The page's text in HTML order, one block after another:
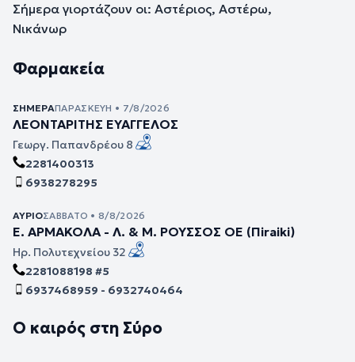
Σήμερα γιορτάζουν οι: Αστέριος, Αστέρω,
Νικάνωρ
Φαρμακεία
ΣΉΜΕΡΑΠΑΡΑΣΚΕΥΉ • 7/8/2026
ΛΕΟΝΤΑΡΙΤΗΣ ΕΥΑΓΓΕΛΟΣ
Γεωργ. Παπανδρέου 8
2281400313
6938278295
ΑΎΡΙΟΣΆΒΒΑΤΟ • 8/8/2026
Ε. ΑΡΜΑΚΟΛΑ - Λ. & Μ. ΡΟΥΣΣΟΣ ΟΕ (Πiraiki)
Ηρ. Πολυτεχνείου 32
2281088198 #5
6937468959 - 6932740464
Ο καιρός στη Σύρο